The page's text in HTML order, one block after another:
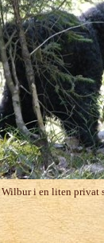
Wilbur i en liten privat